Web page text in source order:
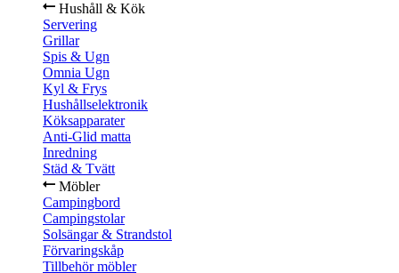
Hushåll & Kök
Servering
Grillar
Spis & Ugn
Omnia Ugn
Kyl & Frys
Hushållselektronik
Köksapparater
Anti-Glid matta
Inredning
Städ & Tvätt
Möbler
Campingbord
Campingstolar
Solsängar & Strandstol
Förvaringskåp
Tillbehör möbler